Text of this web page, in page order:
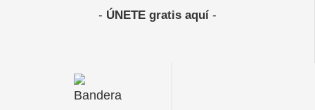
- ÚNETE gratis aquí-